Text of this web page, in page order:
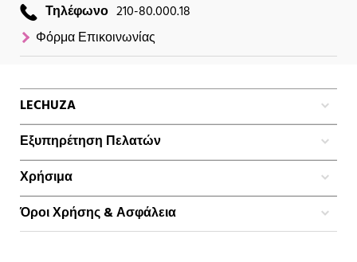
Τηλέφωνο 210-80.000.18
Φόρμα Επικοινωνίας
LECHUZA
Εξυπηρέτηση Πελατών
Χρήσιμα
Όροι Χρήσης & Ασφάλεια